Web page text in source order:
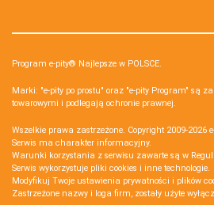
Program e-pity® Najlepsze w POLSCE.
Marki: "e-pity po prostu" oraz "e-pity Program" są
towarowymi i podlegają ochronie prawnej.
Wszelkie prawa zastrzeżone. Copyright 2009-2026
Serwis ma charakter informacyjny.
Warunki korzystania z serwisu zawarte są w
Serwis wykorzystuje pliki cookies i inne technologie.
Modyfikuj Twoje ustawienia prywatności i plików
Zastrzeżone nazwy i loga firm, zostały użyte